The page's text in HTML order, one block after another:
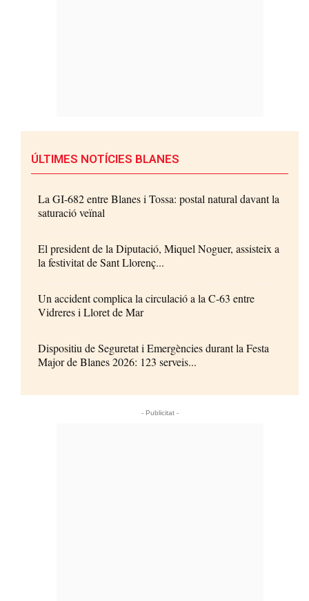
ÚLTIMES NOTÍCIES BLANES
La GI-682 entre Blanes i Tossa: postal natural davant la
saturació veïnal
El president de la Diputació, Miquel Noguer, assisteix a
la festivitat de Sant Llorenç...
Un accident complica la circulació a la C-63 entre
Vidreres i Lloret de Mar
Dispositiu de Seguretat i Emergències durant la Festa
Major de Blanes 2026: 123 serveis...
- Publicitat -